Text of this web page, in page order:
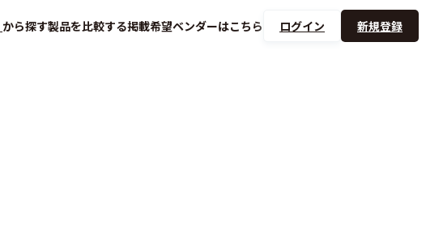
から探す製品を比較する掲載希望ベンダーはこちら ログイン 新規登録